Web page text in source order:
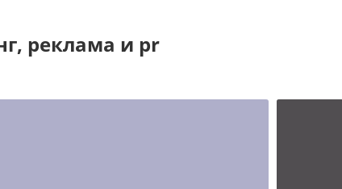
реклама и pr